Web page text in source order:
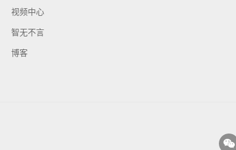
视频中心
智无不言
博客